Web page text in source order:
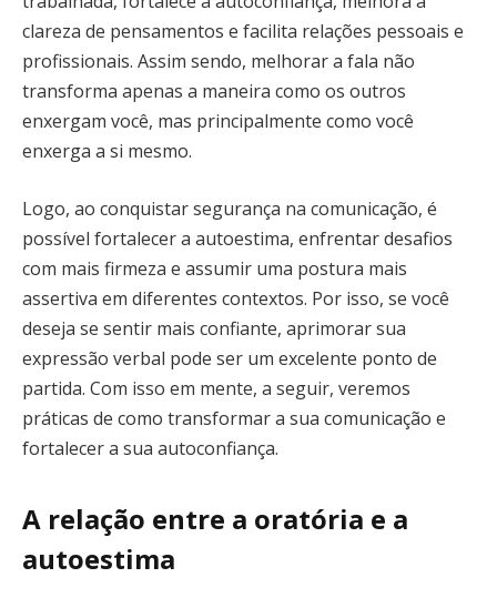
clareza de pensamentos e facilita relações pessoais e
profissionais. Assim sendo, melhorar a fala não
transforma apenas a maneira como os outros
enxergam você, mas principalmente como você
enxerga a si mesmo.
Logo, ao conquistar segurança na comunicação, é
possível fortalecer a autoestima, enfrentar desafios
com mais firmeza e assumir uma postura mais
assertiva em diferentes contextos. Por isso, se você
deseja se sentir mais confiante, aprimorar sua
expressão verbal pode ser um excelente ponto de
partida. Com isso em mente, a seguir, veremos
práticas de como transformar a sua comunicação e
fortalecer a sua autoconfiança.
A relação entre a oratória e a
autoestima